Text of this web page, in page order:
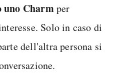
Charmper
Solo in caso di
dell'altra persona si